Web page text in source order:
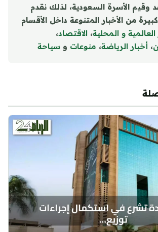
وقيم الأسرة السعودية، لذلك نقدم
من الأخبار المتنوعة داخل الأقسام
العالمية و المحلية، الاقتصاد،
، أخبار الرياضة، منوعات و سياحة